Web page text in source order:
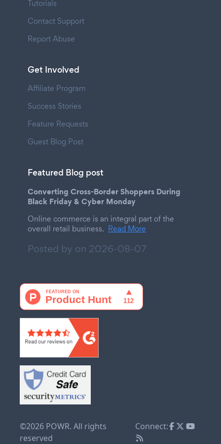
Tutorials
Contact Support
Report Abuse
Get Involved
Affiliate Program
Success Stories
Feature Requests
Guest Blog Post
Featured Blog post
Converting Cross-Border Shoppers During
Black Friday & Cyber Monday
Online commerce is an integral part of the
overall retail business. Read More
Posted by on 2026-08-07
©2026 POWR. All rights
reserved
Connect: